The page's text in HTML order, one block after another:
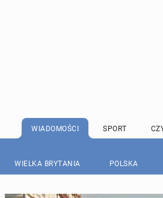
WIADOMOŚCI SPORT
WIELKA BRYTANIA POLSKA